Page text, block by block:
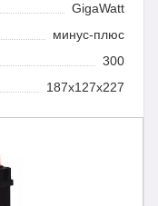
GigaWatt
минус-плюс
300
187x127x227